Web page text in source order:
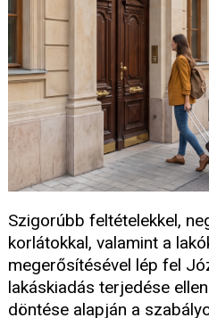
Szigorúbb feltételekkel,
korlátokkal, valamint a
megerősítésével lép fel
lakáskiadás terjedése
döntése alapján a